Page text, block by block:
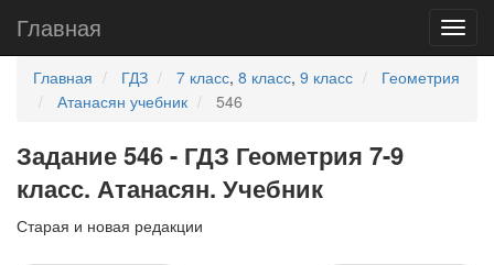
Главная
Главная ГДЗ 7 класс, 8 класс, 9 класс
Геометрия
Атанасян учебник
546
Задание 546 - ГДЗ Геометрия 7-9
класс. Атанасян. Учебник
Старая и новая редакции